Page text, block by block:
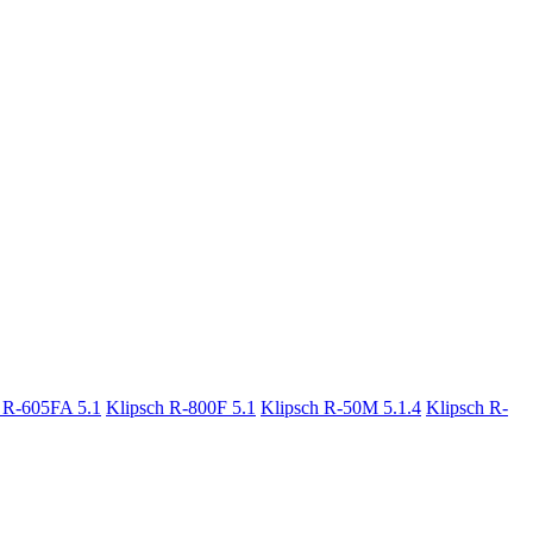
605FA 5.1 Klipsch R-800F 5.1 Klipsch R-50M 5.1.4 Klipsch R-